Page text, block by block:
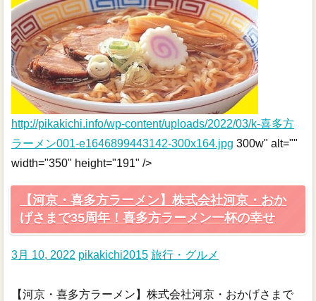
http://pikakichi.info/wp-content/uploads/2022/03/k-喜多方
ラーメン001-e1646899443142-300x164.jpg 300w" alt=""
width="350" height="191" />
【河京・喜多方ラーメン】株式会社河京・おか
げさまで35周年！喜多方ラーメン一杯の幸せ
3月 10, 2022 pikakichi2015 旅行・グルメ
【河京・喜多方ラーメン】株式会社河京・おかげさまで